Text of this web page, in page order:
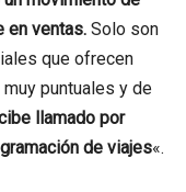
en ventas. Solo son
que ofrecen
puntuales y de
llamado por
de viajes«.